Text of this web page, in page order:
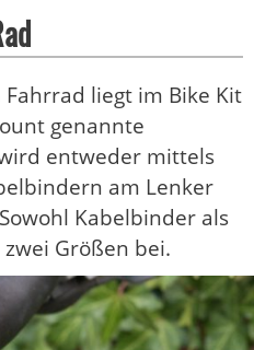
liegt im Bike Kit
genannte
entweder mittels
am Lenker
Kabelbinder als
Größen bei.